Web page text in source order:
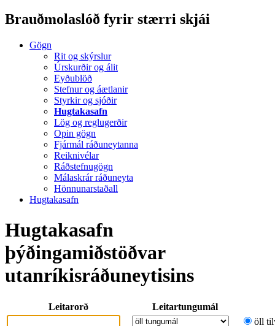
Brauðmolaslóð fyrir stærri skjái
Gögn
Rit og skýrslur
Úrskurðir og álit
Eyðublöð
Stefnur og áætlanir
Styrkir og sjóðir
Hugtakasafn
Lög og reglugerðir
Opin gögn
Fjármál ráðuneytanna
Reiknivélar
Ráðstefnugögn
Málaskrár ráðuneyta
Hönnunarstaðall
Hugtakasafn
Hugtakasafn
þýðingamiðstöðvar
utanríkisráðuneytisins
Leitarorð
Leitartungumál
öll